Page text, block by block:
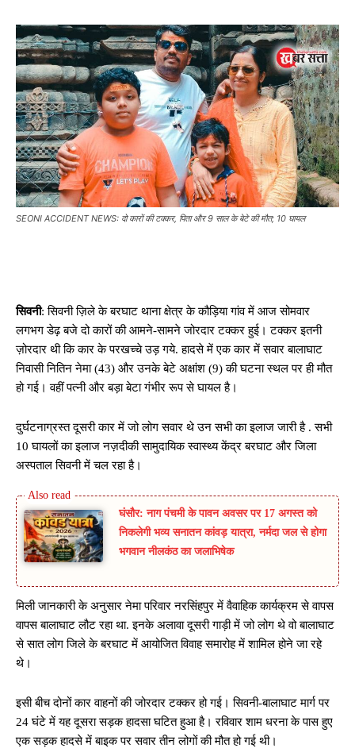
SEONI ACCIDENT NEWS: दो कारों की टक्कर, पिता और 9 साल के बेटे की मौत; 10 घायल
सिवनी: सिवनी ज़िले के बरघाट थाना क्षेत्र के कौड़िया गांव में आज सोमवार
लगभग डेढ़ बजे दो कारों की आमने-सामने जोरदार टक्कर हुई। टक्कर इतनी
ज़ोरदार थी कि कार के परखच्चे उड़ गये. हादसे में एक कार में सवार बालाघाट
निवासी नितिन नेमा (43) और उनके बेटे अक्षांश (9) की घटना स्थल पर ही मौत
हो गई। वहीं पत्नी और बड़ा बेटा गंभीर रूप से घायल है।
दुर्घटनाग्रस्त दूसरी कार में जो लोग सवार थे उन सभी का इलाज जारी है . सभी
10 घायलों का इलाज नज़दीकी सामुदायिक स्वास्थ्य केंद्र बरघाट और जिला
अस्पताल सिवनी में चल रहा है।
घंसौर: नाग पंचमी के पावन अवसर पर 17 अगस्त को
निकलेगी भव्य सनातन कांवड़ यात्रा, नर्मदा जल से होगा
भगवान नीलकंठ का जलाभिषेक
मिली जानकारी के अनुसार नेमा परिवार नरसिंहपुर में वैवाहिक कार्यक्रम से वापस
वापस बालाघाट लौट रहा था. इनके अलावा दूसरी गाड़ी में जो लोग थे वो बालाघाट
से सात लोग जिले के बरघाट में आयोजित विवाह समारोह में शामिल होने जा रहे
थे।
इसी बीच दोनों कार वाहनों की जोरदार टक्कर हो गई। सिवनी-बालाघाट मार्ग पर
24 घंटे में यह दूसरा सड़क हादसा घटित हुआ है। रविवार शाम धरना के पास हुए
एक सड़क हादसे में बाइक पर सवार तीन लोगों की मौत हो गई थी।